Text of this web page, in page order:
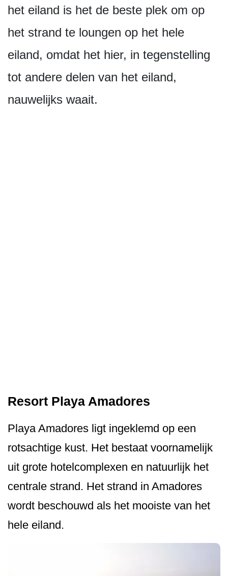
het eiland is het de beste plek om op
het strand te loungen op het hele
eiland, omdat het hier, in tegenstelling
tot andere delen van het eiland,
nauwelijks waait.
Resort Playa Amadores
Playa Amadores ligt ingeklemd op een
rotsachtige kust. Het bestaat voornamelijk
uit grote hotelcomplexen en natuurlijk het
centrale strand. Het strand in Amadores
wordt beschouwd als het mooiste van het
hele eiland.